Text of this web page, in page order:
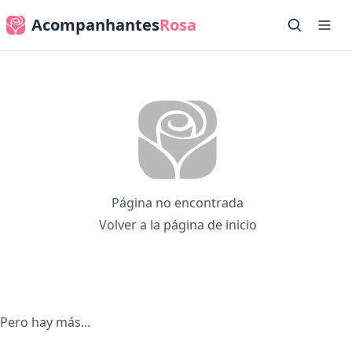
AcompanhantesRosa
Página no encontrada
Volver a la página de inicio
Pero hay más...